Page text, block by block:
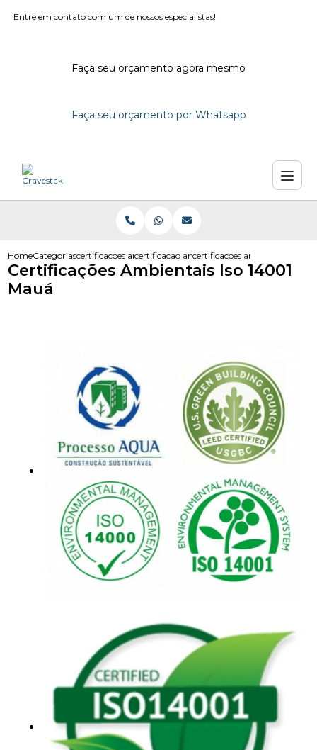
Entre em contato com um de nossos especialistas!
Faça seu orçamento agora mesmo
Faça seu orçamento por Whatsapp
HomeCategoriascertificacoes ambientaiscertificacao ambiental empresas
certificacoes ambientais iso
Certificações Ambientais Iso 14001
Mauá